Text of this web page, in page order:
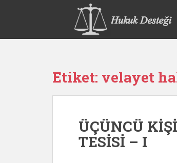
p
Etiket: velayet
ÜÇÜNCÜ
TESİSİ – I